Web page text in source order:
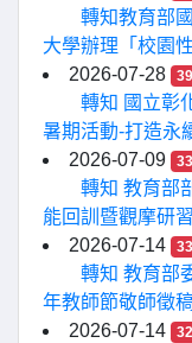
轉知教育部
大學辦理「校園
2026-07-28
39
轉知 國立彰
暑期活動-打造永
2026-07-09
33
轉知 教育部
能回訓暨觀摩研
2026-07-14
33
轉知 教育部
年教師節敬師徵
2026-07-14
32